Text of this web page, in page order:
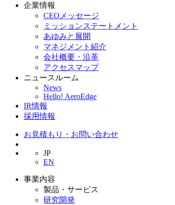
企業情報
CEOメッセージ
ミッションステートメント
あゆみと展開
マネジメント紹介
会社概要・沿革
アクセスマップ
ニュースルーム
News
Hello! AeroEdge
IR情報
採用情報
お見積もり・お問い合わせ
JP
EN
事業内容
製品・サービス
研究開発